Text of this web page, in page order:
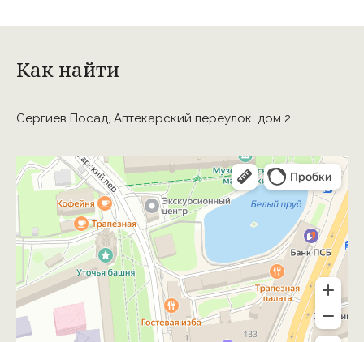
Как найти
Сергиев Посад, Аптекарский переулок, дом 2